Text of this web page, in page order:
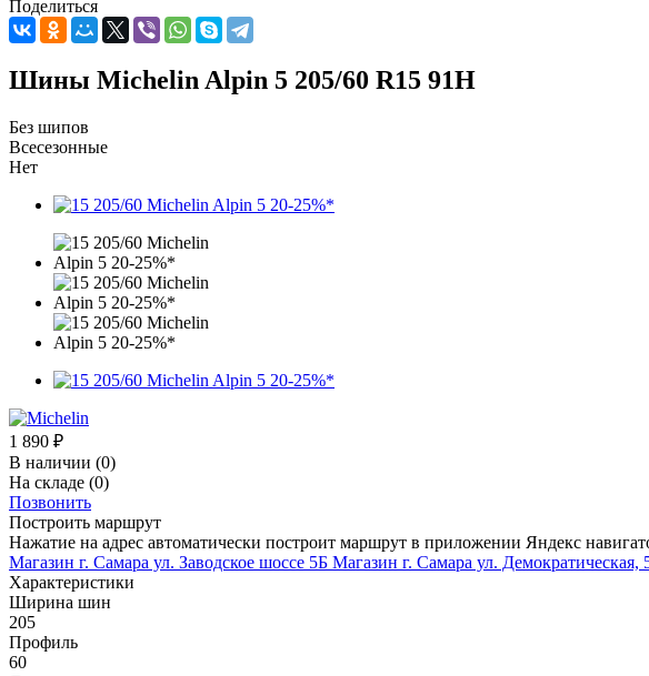
Поделиться
Шины Michelin Alpin 5 205/60 R15 91H
Без шипов
Всесезонные
Нет
1 890 ₽
В наличии (0)
На складе (0)
Позвонить
Построить маршрут
Нажатие на адрес автоматически построит маршрут в приложении Яндекс
Магазин г. Самара ул. Заводское шоссе 5Б Магазин г. Самара ул. Демократическая,
Характеристики
Ширина шин
205
Профиль
60